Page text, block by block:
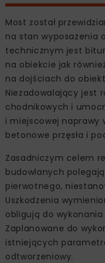
Most został
na stan wyposażenia
technicznym jest
na obiekcie jak
na dojściach do
Niezadowalający jest
chodnikowych i
i miejscowej naprawy
betonowe przęsła i
Zasadniczym celem
budowlanych
pierwotnego,
Uszkodzenia
obligują do
Zaplanowane do
istniejących
odtworzeniowy.